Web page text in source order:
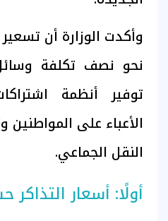
وأكدت الوزارة أن تسعير
نحو نصف تكلفة
توفير أنظمة
الأعباء على
النقل الجماعي.
أولًا: أسعار